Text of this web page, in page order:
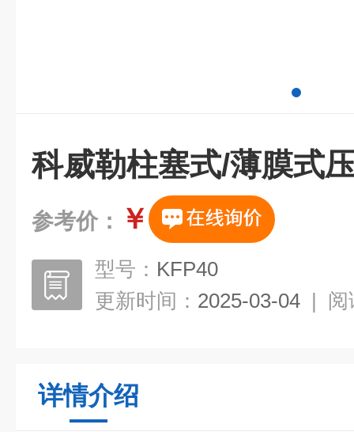
科威勒柱塞式/薄膜式
参考价： ￥
型号： KFP40
更新时间： 2025-03-04 | 阅
详情介绍